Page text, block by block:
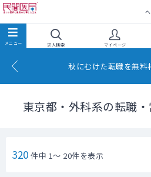
求人検索 マイページ
秋にむけた転職を無料
東京都・外科系の転職
320 件中 1～ 20件を表示